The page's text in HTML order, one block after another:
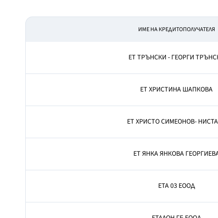
ИМЕ НА КРЕДИТОПОЛУЧАТЕЛЯ
ЕТ ТРЪНСКИ - ГЕОРГИ
ЕТ ХРИСТИНА ШАПКОВА
ЕТ ХРИСТО СИМЕОНОВ-
ЕТ ЯНКА ЯНКОВА
ЕТА 03 ЕООД